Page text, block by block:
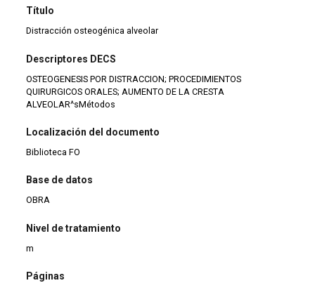
Título
Distracción osteogénica alveolar
Descriptores DECS
OSTEOGENESIS POR DISTRACCION; PROCEDIMIENTOS
QUIRURGICOS ORALES; AUMENTO DE LA CRESTA
ALVEOLAR^sMétodos
Localización del documento
Biblioteca FO
Base de datos
OBRA
Nivel de tratamiento
m
Páginas